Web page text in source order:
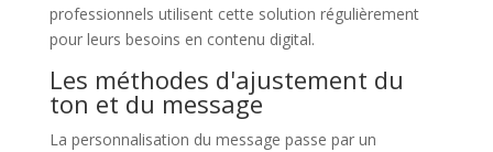
professionnels utilisent cette solution régulièrement
pour leurs besoins en contenu digital.
Les méthodes d'ajustement du
ton et du message
La personnalisation du message passe par un